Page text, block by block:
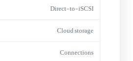
Direct-to-iSCSI
Cloud storage
Connections